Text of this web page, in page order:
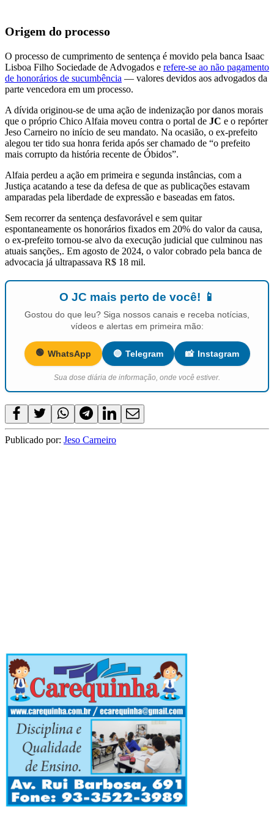
Origem do processo
O processo de cumprimento de sentença é movido pela banca Isaac
Lisboa Filho Sociedade de Advogados e refere-se ao não pagamento
de honorários de sucumbência — valores devidos aos advogados da
parte vencedora em um processo.
A dívida originou-se de uma ação de indenização por danos morais
que o próprio Chico Alfaia moveu contra o portal de JC e o repórter
Jeso Carneiro no início de seu mandato. Na ocasião, o ex-prefeito
alegou ter tido sua honra ferida após ser chamado de “o prefeito
mais corrupto da história recente de Óbidos”.
Alfaia perdeu a ação em primeira e segunda instâncias, com a
Justiça acatando a tese da defesa de que as publicações estavam
amparadas pela liberdade de expressão e baseadas em fatos.
Sem recorrer da sentença desfavorável e sem quitar
espontaneamente os honorários fixados em 20% do valor da causa,
o ex-prefeito tornou-se alvo da execução judicial que culminou nas
atuais sanções,. Em agosto de 2024, o valor cobrado pela banca de
advocacia já ultrapassava R$ 18 mil.
O JC mais perto de você! 📱
Gostou do que leu? Siga nossos canais e receba notícias,
vídeos e alertas em primeira mão:
🟢 WhatsApp 🔵 Telegram 📸 Instagram
Sua dose diária de informação, onde você estiver.
Publicado por: Jeso Carneiro